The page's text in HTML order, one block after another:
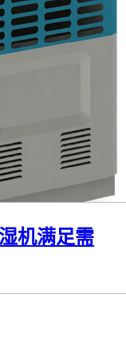
机满足需